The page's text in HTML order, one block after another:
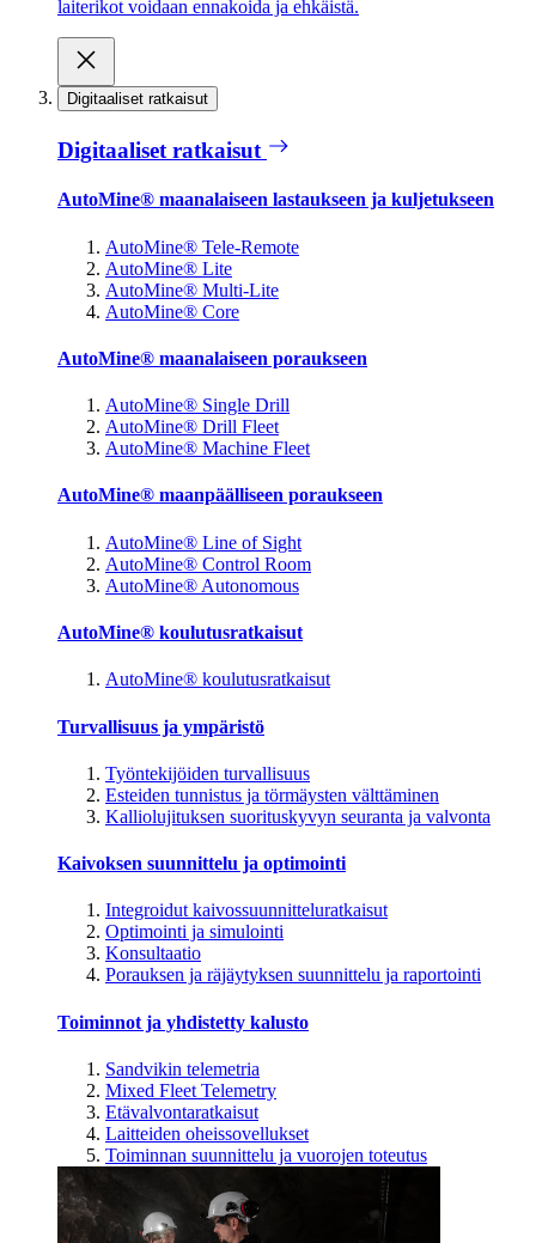
laiterikot voidaan ennakoida ja ehkäistä.
Digitaaliset ratkaisut
Digitaaliset ratkaisut
AutoMine® maanalaiseen lastaukseen ja kuljetukseen
AutoMine® Tele-Remote
AutoMine® Lite
AutoMine® Multi-Lite
AutoMine® Core
AutoMine® maanalaiseen poraukseen
AutoMine® Single Drill
AutoMine® Drill Fleet
AutoMine® Machine Fleet
AutoMine® maanpäälliseen poraukseen
AutoMine® Line of Sight
AutoMine® Control Room
AutoMine® Autonomous
AutoMine® koulutusratkaisut
AutoMine® koulutusratkaisut
Turvallisuus ja ympäristö
Työntekijöiden turvallisuus
Esteiden tunnistus ja törmäysten välttäminen
Kalliolujituksen suorituskyvyn seuranta ja valvonta
Kaivoksen suunnittelu ja optimointi
Integroidut kaivossuunnitteluratkaisut
Optimointi ja simulointi
Konsultaatio
Porauksen ja räjäytyksen suunnittelu ja raportointi
Toiminnot ja yhdistetty kalusto
Sandvikin telemetria
Mixed Fleet Telemetry
Etävalvontaratkaisut
Laitteiden oheissovellukset
Toiminnan suunnittelu ja vuorojen toteutus